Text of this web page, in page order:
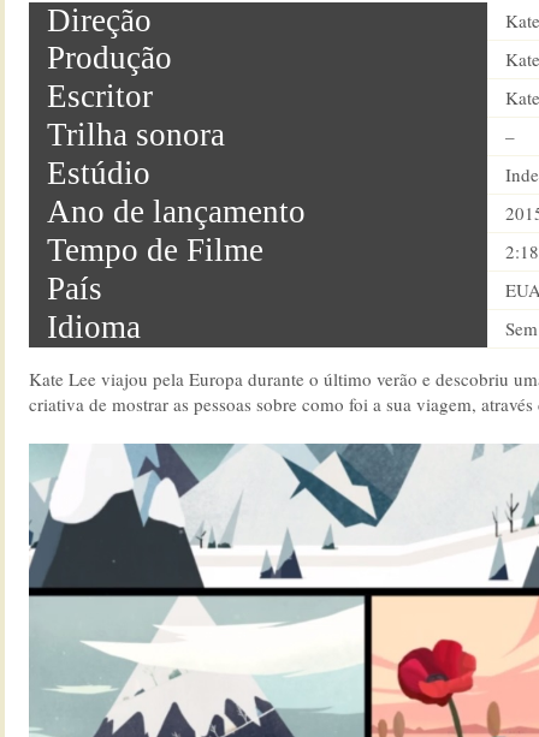
Direção
Produção
Escritor
Trilha sonora –
Estúdio
Ano de lançamento
Tempo de Filme 2:18
País
Idioma
Kate Lee viajou pela Europa durante o último verão e descobriu
criativa de mostrar as pessoas sobre como foi a sua viagem,